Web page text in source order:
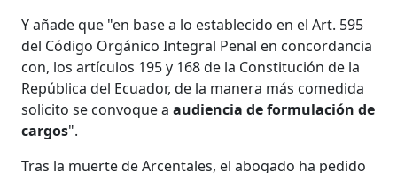
Y añade que "en base a lo establecido en el Art. 595
del Código Orgánico Integral Penal en concordancia
con, los artículos 195 y 168 de la Constitución de la
República del Ecuador, de la manera más comedida
solicito se convoque aaudiencia de formulación de
cargos".
Tras la muerte de Arcentales, el abogado ha pedido